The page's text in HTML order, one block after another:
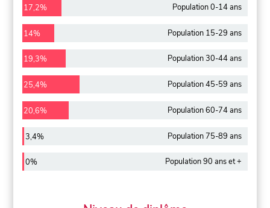
17,2% Population 0-14 ans
14% Population 15-29 ans
19,3% Population 30-44 ans
25,4% Population 45-59 ans
20,6% Population 60-74 ans
3,4% Population 75-89 ans
0% Population 90 ans et +